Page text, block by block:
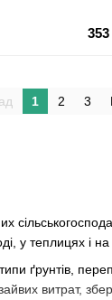
у теплицях і
ґрунтів,
витрат,
353
1 2 3